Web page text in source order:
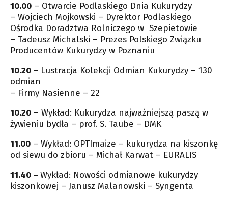
10.00 – Otwarcie Podlaskiego Dnia Kukurydzy
– Wojciech Mojkowski – Dyrektor Podlaskiego
Ośrodka Doradztwa Rolniczego w Szepietowie
– Tadeusz Michalski – Prezes Polskiego Związku
Producentów Kukurydzy w Poznaniu
10.20 – Lustracja Kolekcji Odmian Kukurydzy – 130
odmian
– Firmy Nasienne – 22
10.20 – Wykład: Kukurydza najważniejszą paszą w
żywieniu bydła – prof. S. Taube – DMK
11.00 – Wykład: OPTImaize – kukurydza na kiszonkę
od siewu do zbioru – Michał Karwat – EURALIS
11.40 – Wykład: Nowości odmianowe kukurydzy
kiszonkowej – Janusz Malanowski – Syngenta